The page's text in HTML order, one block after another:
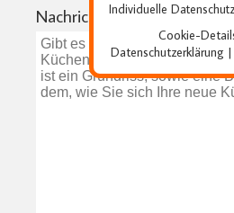
Nachricht an den
Individuelle
Cookie-
Datenschutzerklärung |